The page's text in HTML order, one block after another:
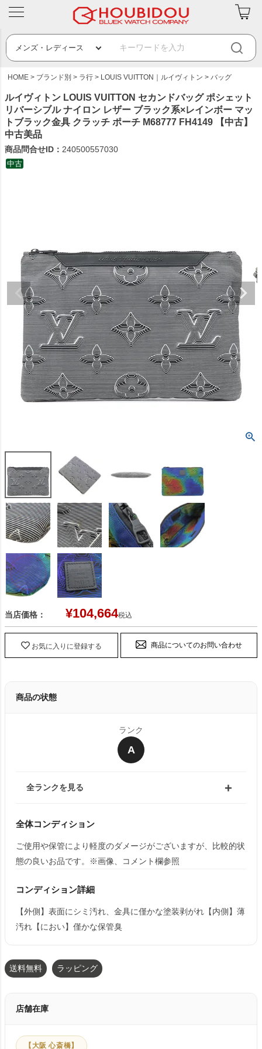
HOME ブランド別 ラ行 LOUIS VUITTON｜ルイヴィトン バッグ
ルイヴィトン LOUIS VUITTON セカンドバッグ ポシェット
リバーシブル ナイロン レザー ブラック系×レインボー マッ
トブラック金具 クラッチ ポーチ M68777 FH4149 【中古】
中古美品
商品問合せID： 240500557030
中古
当店価格： ¥104,664税込
お気に入りに登録する 商品についてのお問い合わせ
商品の状態
ランク
A
全ランクを見る
全体コンディション
ご使用や保管により軽度のダメージがございますが、比較的状
態の良いお品です。※画像、コメント欄参照
コンディション詳細
【外側】表面にシミ汚れ、金具に僅かな塗装剥がれ【内側】薄
汚れ【におい】僅かな保管臭
送料無料 ラッピング
店舗在庫
【大阪 心斎橋】